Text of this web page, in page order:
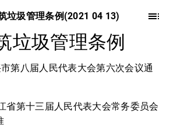
垃圾管理条例(2021 04 13)
垃圾管理条例
第八届人民代表大会第六次会议通
省第十三届人民代表大会常务委员会